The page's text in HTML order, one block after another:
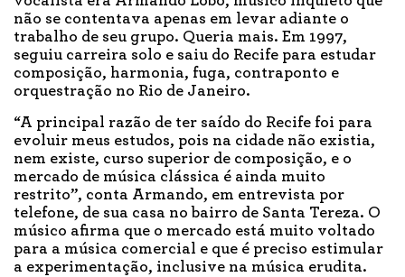
não se contentava apenas em levar adiante o
trabalho de seu grupo. Queria mais. Em 1997,
seguiu carreira solo e saiu do Recife para estudar
composição, harmonia, fuga, contraponto e
orquestração no Rio de Janeiro.
“A principal razão de ter saído do Recife foi para
evoluir meus estudos, pois na cidade não existia,
nem existe, curso superior de composição, e o
mercado de música clássica é ainda muito
restrito”, conta Armando, em entrevista por
telefone, de sua casa no bairro de Santa Tereza. O
músico afirma que o mercado está muito voltado
para a música comercial e que é preciso estimular
a experimentação, inclusive na música erudita.